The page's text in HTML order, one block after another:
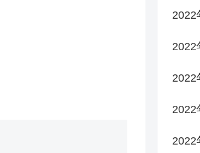
2022
2022
2022
2022
2022